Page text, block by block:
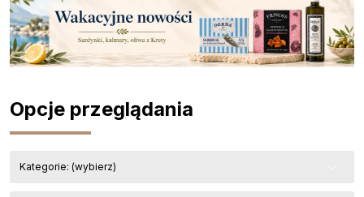
Opcje przeglądania
Kategorie: (wybierz)